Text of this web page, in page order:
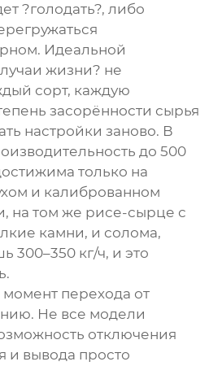
?голодать?, либо
Идеальной
жизни? не
сорт, каждую
засорённости сырья
настройки заново. В
до 500
только на
и калиброванном
на том же рисе-сырце с
камни, и солома,
300–350 кг/ч, и это
перехода от
Не все модели
отключения
и вывода просто